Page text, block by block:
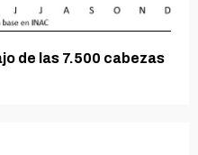
de las 7.500 cabezas